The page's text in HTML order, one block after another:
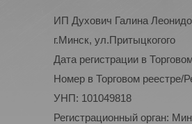
ИП Духович Галина
г.Минск, ул.Притыцкогого
Дата регистрации в
Номер в Торговом реестре/
УНП: 101049818
Регистрационный орган: